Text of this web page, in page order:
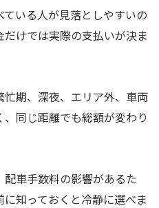
いる人が見落としやすいの
けでは実際の支払いが決ま
期、深夜、エリア外、車両
同じ距離でも総額が変わり
車手数料の影響があるた
知っておくと冷静に選べま